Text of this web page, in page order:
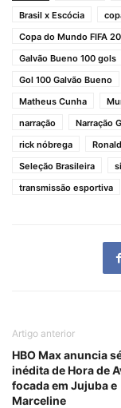
Brasil x Escócia
Copa do Mundo FIFA
Galvão Bueno 100 gols
Gol 100 Galvão Bueno
Matheus Cunha
narração
Narração
rick nóbrega
Seleção Brasileira
transmissão esportiva
Artigo anterior
HBO Max anuncia
inédita de Hora de
focada em Jujuba e
Marceline